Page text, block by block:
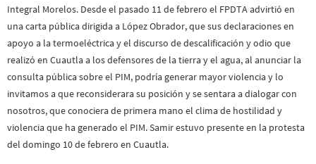
Integral Morelos. Desde el pasado 11 de febrero el FPDTA advirtió en
una carta pública dirigida a López Obrador, que sus declaraciones en
apoyo a la termoeléctrica y el discurso de descalificación y odio que
realizó en Cuautla a los defensores de la tierra y el agua, al anunciar la
consulta pública sobre el PIM, podría generar mayor violencia y lo
invitamos a que reconsiderara su posición y se sentara a dialogar con
nosotros, que conociera de primera mano el clima de hostilidad y
violencia que ha generado el PIM. Samir estuvo presente en la protesta
del domingo 10 de febrero en Cuautla.